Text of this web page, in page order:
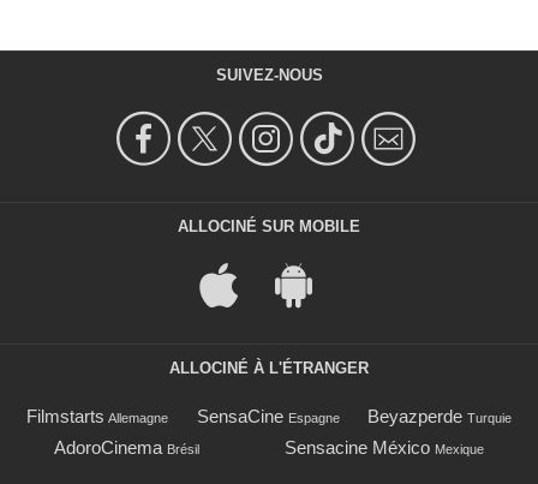
SUIVEZ-NOUS
ALLOCINÉ SUR MOBILE
ALLOCINÉ À L'ÉTRANGER
Filmstarts Allemagne SensaCine Espagne Beyazperde Turquie
AdoroCinema Brésil Sensacine México Mexique